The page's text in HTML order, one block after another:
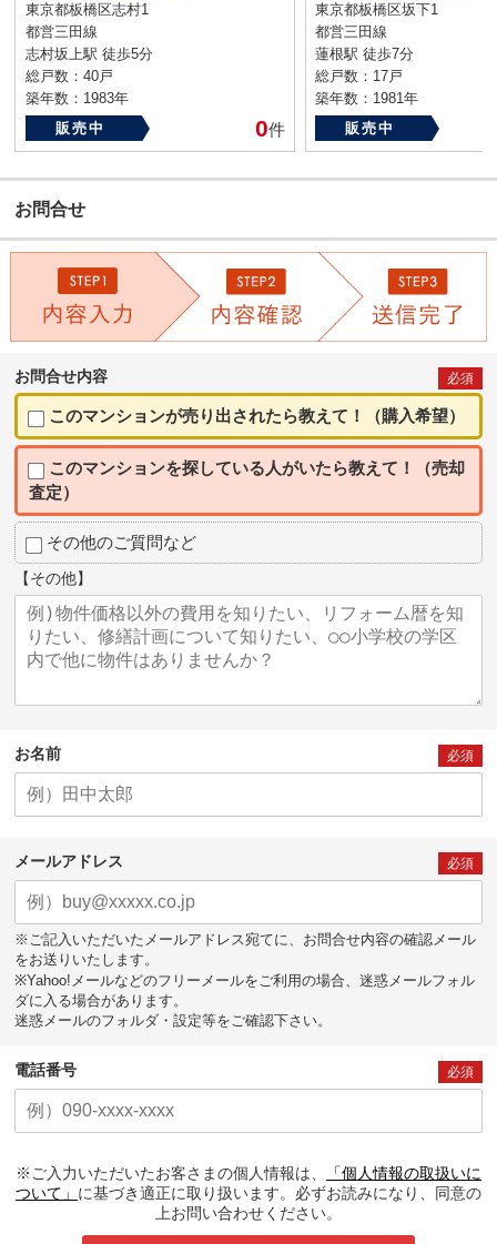
東京都板橋区志村1
都営三田線
志村坂上駅 徒歩5分
総戸数：40戸
築年数：1983年
販売中
0件
東京都板橋区坂下1
都営三田線
蓮根駅 徒歩7分
総戸数：17戸
築年数：1981年
販売中
お問合せ
お問合せ内容 必須
このマンションが売り出されたら教えて！（購入希望）
このマンションを探している人がいたら教えて！（売却
査定）
その他のご質問など
【その他】
お名前 必須
メールアドレス 必須
※ご記入いただいたメールアドレス宛てに、お問合せ内容の確認メール
をお送りいたします。
※Yahoo!メールなどのフリーメールをご利用の場合、迷惑メールフォル
ダに入る場合があります。
迷惑メールのフォルダ・設定等をご確認下さい。
電話番号 必須
※ご入力いただいたお客さまの個人情報は、
「個人情報の取扱いに
ついて」 に基づき適正に取り扱います。必ずお読みになり、同意の
上お問い合わせください。